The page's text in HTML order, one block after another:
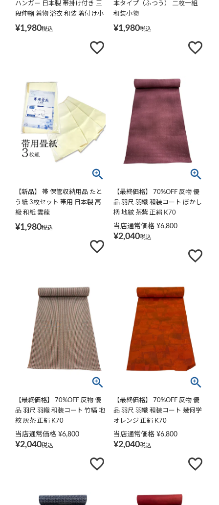
ハンガー 日本製 帯掛け付き 三
段伸縮 着物 浴衣 和装 着付け小
物 保管収納用品
¥1,980税込
本タイプ（ふつう） 二枚一組
和装小物
¥1,980税込
【新品】 帯 保管収納用品 たと
う紙 3枚セット 帯用 日本製 高
級 和紙 雲龍
¥1,980税込
【最終価格】 70%OFF 反物 優
品 羽尺 羽織 和装コート ぼかし
柄 地紋 茶紫 正絹 K70
当店通常価格 ¥6,800
¥2,040税込
【最終価格】 70%OFF 反物 優
品 羽尺 羽織 和装コート 竹縞 地
紋 灰茶 正絹 K70
当店通常価格 ¥6,800
¥2,040税込
【最終価格】 70%OFF 反物 優
品 羽尺 羽織 和装コート 幾何学
オレンジ 正絹 K70
当店通常価格 ¥6,800
¥2,040税込